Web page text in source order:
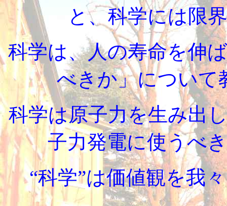
と、科学には限
科学は、人の寿命を伸
べきか」について
科学は原子力を生み出
子力発電に使うべ
“科学”は価値観を我